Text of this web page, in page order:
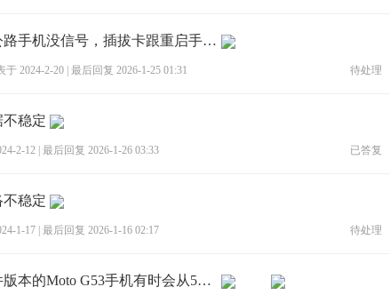
[BUG]跑高速公路手机没信号，插拔卡跟重启手机都没用，
于 2024-2-20 最后回复 2026-1-25 01:31 待处理
稳定
2-12 最后回复 2026-1-26 03:33 已答复
稳定
1-17 最后回复 2026-1-16 02:17 待处理
[BUG]最新固件版本的Moto G53手机有时会从5G信号掉到4G